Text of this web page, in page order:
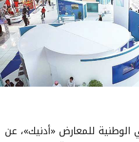
للمعارض «أدنيك»، عن